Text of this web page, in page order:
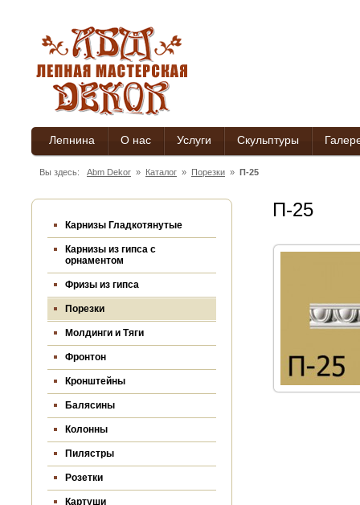
Лепнина О нас Услуги Скульптуры
Вы здесь: Abm Dekor » Каталог » Порезки » П-25
Карнизы Гладкотянутые
Карнизы из гипса c
орнаментом
Фризы из гипса
Порезки
Молдинги и Тяги
Фронтон
Кронштейны
Балясины
Колонны
Пилястры
Розетки
Картуши
П-25